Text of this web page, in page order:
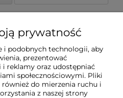
prywatność
i podobnych technologii, aby
prezentować
i reklamy oraz udostępniać
społecznościowymi. Pliki
do mierzenia ruchu i
z naszej strony